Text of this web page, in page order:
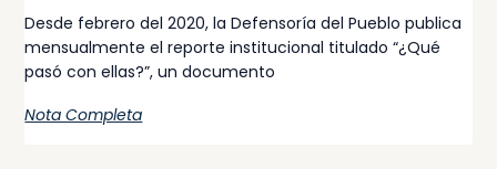
Desde febrero del 2020, la Defensoría del Pueblo publica
mensualmente el reporte institucional titulado “¿Qué
pasó con ellas?”, un documento
Nota Completa